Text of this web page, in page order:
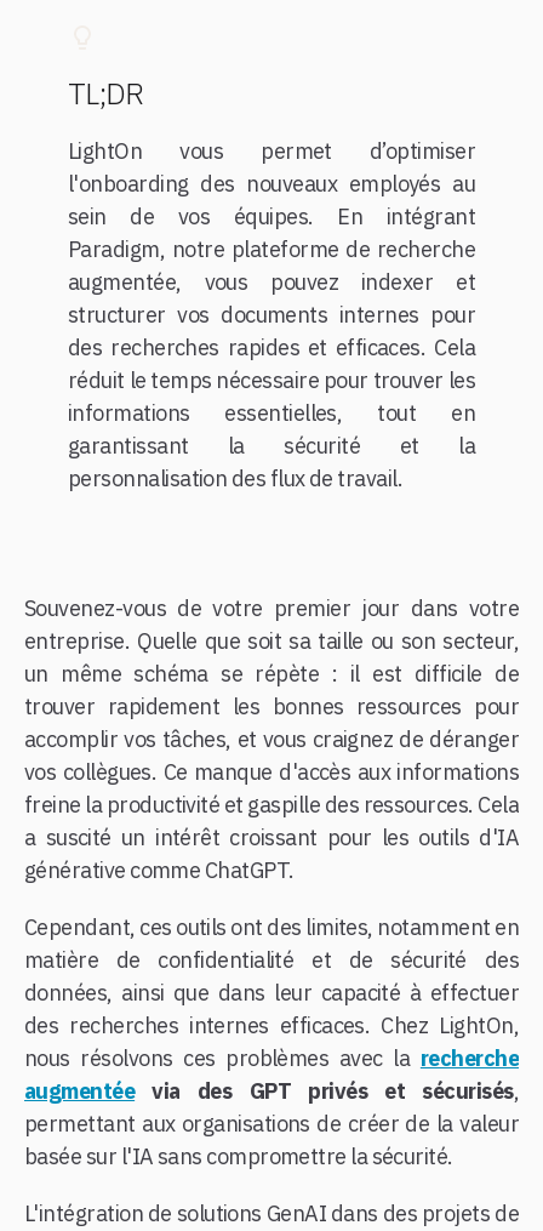
TL;DR
LightOn vous permet d’optimiser
l'onboarding des nouveaux employés au
sein de vos équipes. En intégrant
Paradigm, notre plateforme de recherche
augmentée, vous pouvez indexer et
structurer vos documents internes pour
des recherches rapides et efficaces. Cela
réduit le temps nécessaire pour trouver les
informations essentielles, tout en
garantissant la sécurité et la
personnalisation des flux de travail.
Souvenez-vous de votre premier jour dans votre
entreprise. Quelle que soit sa taille ou son secteur,
un même schéma se répète : il est difficile de
trouver rapidement les bonnes ressources pour
accomplir vos tâches, et vous craignez de déranger
vos collègues. Ce manque d'accès aux informations
freine la productivité et gaspille des ressources. Cela
a suscité un intérêt croissant pour les outils d'IA
générative comme ChatGPT.
Cependant, ces outils ont des limites, notamment en
matière de confidentialité et de sécurité des
données, ainsi que dans leur capacité à effectuer
des recherches internes efficaces. Chez LightOn,
nous résolvons ces problèmes avec la recherche
augmentéevia des GPT privés et sécurisés,
permettant aux organisations de créer de la valeur
basée sur l'IA sans compromettre la sécurité.
L'intégration de solutions GenAI dans des projets de